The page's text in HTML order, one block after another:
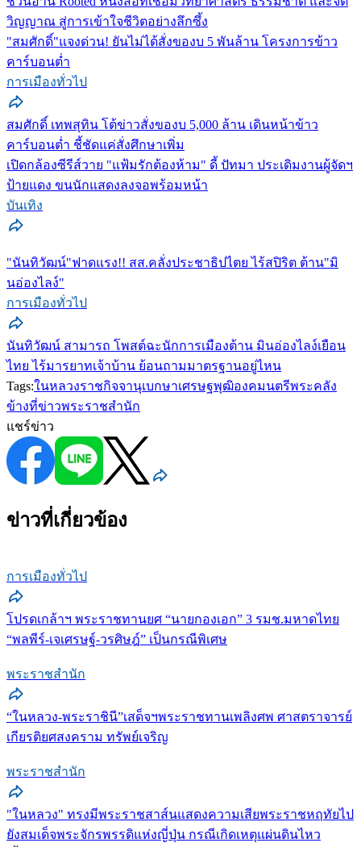
วิญญาณ สู่การเข้าใจชีวิตอย่างลึกซึ้ง
"สมศักดิ์"แจงด่วน! ยันไม่ได้สั่งของบ 5 พันล้าน โครงการข้าว
คาร์บอนต่ำ
การเมืองทั่วไป
สมศักดิ์ เทพสุทิน โต้ข่าวสั่งของบ 5,000 ล้าน เดินหน้าข้าว
คาร์บอนต่ำ ชี้ชัดแค่สั่งศึกษาเพิ่ม
เปิดกล้องซีรีส์วาย "แฟ้มรักต้องห้าม" ดี้ ปัทมา ประเดิมงานผู้จัดฯ
ป้ายแดง ขนนักแสดงลงจอพร้อมหน้า
บันเทิง
"นันทิวัฒน์"ฟาดแรง!! สส.คลั่งประชาธิปไตย ไร้สปิริต ต้าน"มิ
นอ่องไลง์"
การเมืองทั่วไป
นันทิวัฒน์ สามารถ โพสต์ฉะนักการเมืองต้าน มินอ่องไลง์เยือน
ไทย ไร้มารยาทเจ้าบ้าน ย้อนถามมาตรฐานอยู่ไหน
Tags:ในหลวงราชกิจจานุเบกษาเศรษฐพุฒิองคมนตรีพระคลัง
ข้างที่ข่าวพระราชสำนัก
แชร์ข่าว
ข่าวที่เกี่ยวข้อง
การเมืองทั่วไป
โปรดเกล้าฯ พระราชทานยศ “นายกองเอก” 3 รมช.มหาดไทย
“พลพีร์-เจเศรษฐ์-วรศิษฎ์” เป็นกรณีพิเศษ
พระราชสำนัก
“ในหลวง-พระราชินี”เสด็จฯพระราชทานเพลิงศพ ศาสตราจารย์
เกียรติยศสงคราม ทรัพย์เจริญ
พระราชสำนัก
"ในหลวง" ทรงมีพระราชสาส์นแสดงความเสียพระราชหฤทัยไป
ยังสมเด็จพระจักรพรรดิแห่งญี่ปุ่น กรณีเกิดเหตุแผ่นดินไหว